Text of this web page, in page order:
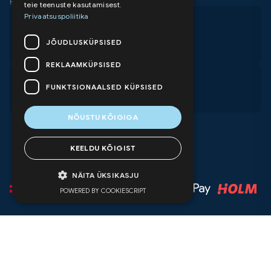
+372 5670 4022
info@proair.ee
E-R 9.00-17.00
Kuma tee 4, Peetri, Estonia
teie teenuste kasutamisest.
Privaatsuspoliitika
JÕUDLUSKÜPSISED
REKLAAMKÜPSISED
FUNKTSIONAALSED KÜPSISED
NÕUSTU KÕIGIGA
KEELDU KÕIGIST
NÄITA ÜKSIKASJU
POWERED BY COOKIESCRIPT